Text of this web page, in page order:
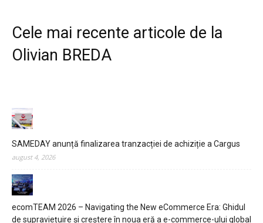
HOMEPAGE
Cele mai recente articole de la
Olivian BREDA
SAMEDAY anunță finalizarea tranzacției de achiziție a Cargus
august 4, 2026
ecomTEAM 2026 – Navigating the New eCommerce Era: Ghidul
de supraviețuire și creștere în noua eră a e-commerce-ului global